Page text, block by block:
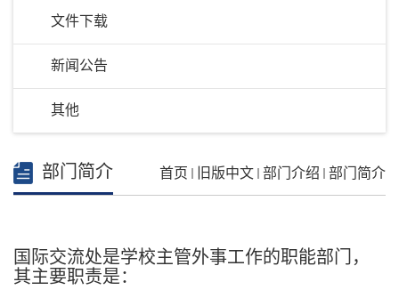
文件下载
新闻公告
其他
部门简介 首页 旧版中文 部门介绍 部门简介
国际交流处是学校主管外事工作的职能部门，
其主要职责是：